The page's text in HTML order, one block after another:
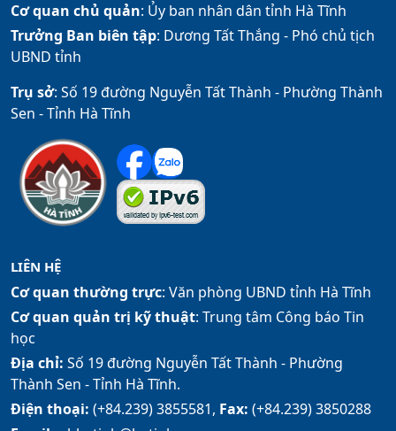
Cơ quan chủ quản: Ủy ban nhân dân tỉnh Hà Tĩnh
Trưởng Ban biên tập: Dương Tất Thắng - Phó chủ tịch
UBND tỉnh
Trụ sở: Số 19 đường Nguyễn Tất Thành - Phường Thành
Sen - Tỉnh Hà Tĩnh
LIÊN HỆ
Cơ quan thường trực: Văn phòng UBND tỉnh Hà Tĩnh
Cơ quan quản trị kỹ thuật: Trung tâm Công báo Tin
học
Địa chỉ: Số 19 đường Nguyễn Tất Thành - Phường
Thành Sen - Tỉnh Hà Tĩnh.
Điện thoại: (+84.239) 3855581, Fax: (+84.239) 3850288